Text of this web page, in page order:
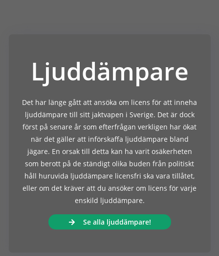
Ljuddämpare
Det har länge gått att ansöka om licens för att inneha
ljuddämpare till sitt jaktvapen i Sverige. Det är dock
först på senare år som efterfrågan verkligen har ökat
när det gäller att införskaffa ljuddämpare bland
jägare. En orsak till detta kan ha varit osäkerheten
som berott på de ständigt olika buden från politiskt
håll huruvida ljuddämpare licensfri ska vara tillåtet,
eller om det kräver att du ansöker om licens för varje
enskild ljuddämpare.
Se alla ljuddämpare!